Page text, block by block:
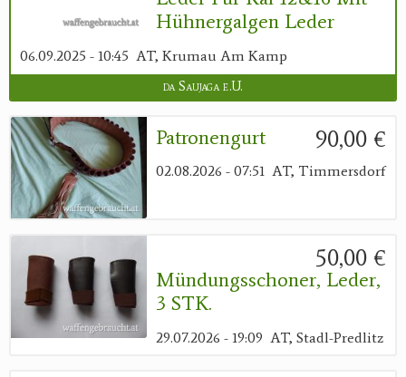
Hühnergalgen Leder
06.09.2025 - 10:45 AT, Krumau Am Kamp
da Saujaga e.U.
90,00 €
Patronengurt
02.08.2026 - 07:51 AT, Timmersdorf
50,00 €
Mündungsschoner, Leder,
3 STK.
29.07.2026 - 19:09 AT, Stadl-Predlitz